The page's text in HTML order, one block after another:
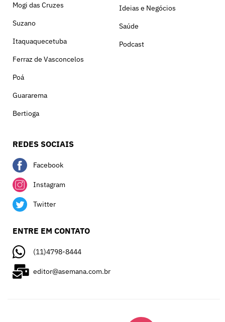
Mogi das Cruzes
Suzano
Itaquaquecetuba
Ferraz de Vasconcelos
Poá
Guararema
Bertioga
Ideias e Negócios
Saúde
Podcast
REDES SOCIAIS
Facebook
Instagram
Twitter
ENTRE EM CONTATO
(11)4798-8444
editor@asemana.com.br